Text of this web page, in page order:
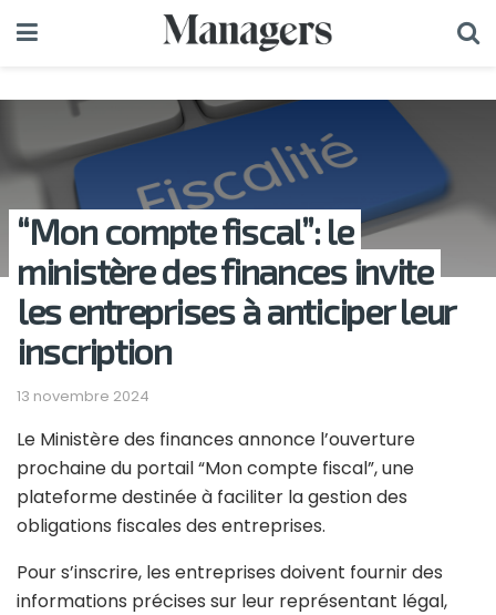
“Mon compte fiscal”: le
ministère des finances invite
les entreprises à anticiper leur
inscription
13 novembre 2024
Le Ministère des finances annonce l’ouverture
prochaine du portail “Mon compte fiscal”, une
plateforme destinée à faciliter la gestion des
obligations fiscales des entreprises.
Pour s’inscrire, les entreprises doivent fournir des
informations précises sur leur représentant légal,